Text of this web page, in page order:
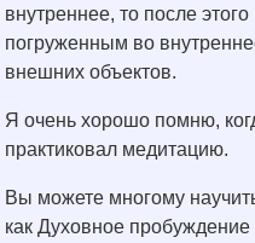
внутреннее, то после
погруженным во
внешних объектов.
Я очень хорошо помню,
практиковал медитацию.
Вы можете многому
как Духовное